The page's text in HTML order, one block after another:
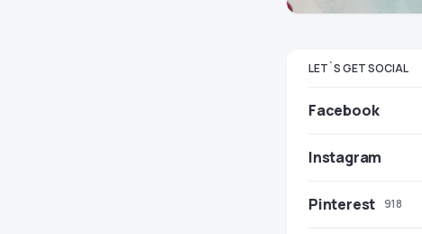
LET`S GET SOCIAL
Facebook
Instagram
Pinterest 918